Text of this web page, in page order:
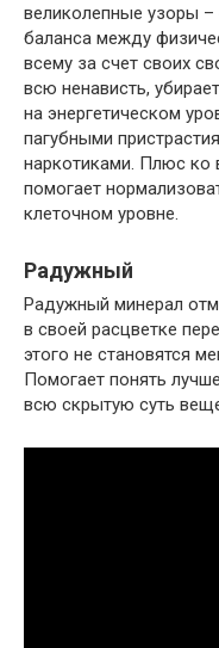
великолепные узоры
баланса между
всему за счет своих
всю ненависть,
на энергетическом
пагубными
наркотиками. Плюс ко
помогает
клеточном уровне.
Радужный
Радужный минерал
в своей расцветке
этого не становятся
Помогает понять
всю скрытую суть